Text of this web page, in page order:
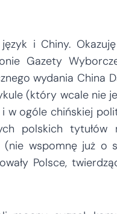
i Chiny.
Gazety
wydania China
(który wcale nie
ogóle chińskiej
polskich
wspomnę już o
Polsce,